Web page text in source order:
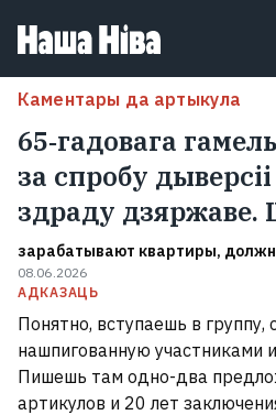
Каментары да артыкула
65‑гадовага
за спробу
здраду дзяржаве.
зарабатывают квартиры,
08.06.2026
АДКАЗАЦЬ
Понятно, вступаешь в
нашпигованную участниками
Пишешь там одно-два
артикулов и 20 лет